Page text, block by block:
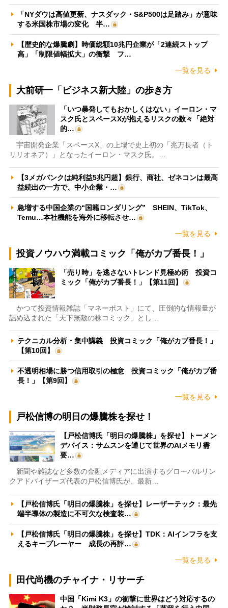
「NYダウは高値更新、ナスダック・S&P500は足踏み」が意味
する米国株市場の変化 半…
【歴史的な爆騰劇】時価総額10兆円企業が「2連続ストップ
高」「制限値幅拡大」の衝撃 フ…
一覧を見る
大前研一「ビジネス新大陸」の歩き方
「いつ暴発してもおかしくはない」イーロン・マ
スク氏とスペースXが抱えるリスクの数々「絶対
的…
宇宙開発企業「スペースX」の上場で史上初の「兆万長者（ト
リリオネア）」となったイーロン・マスク氏。…
【3メガバンクは純利益5兆円超】銀行、商社、ゼネコンは最高
益続出の一方で、中小企業・…
急増する中国企業の“国籍ロンダリング” SHEIN、TikTok、
Temu…本社機能を海外に移転させ…
一覧を見る
投資ノウハウ満載コミック「俺がカブ番長！」
「売り時」を逃さないトレンド見極め術 投資コ
ミック「俺がカブ番長！」【第11回】
かつて投資情報雑誌「マネーポスト」にて、圧倒的な情報量が
詰め込まれた「天下無敵の株コミック」とし…
テクニカル分析・集中講義 投資コミック「俺がカブ番長！」
【第10回】
不透明相場に勝つ信用取引の極意 投資コミック「俺がカブ番
長！」【第9回】
一覧を見る
戸松信博の明日の爆騰株を探せ！
【戸松信博氏「明日の爆騰株」を探せ】トーメン
デバイス：サムスンを通じて世界のAIメモリ需
要…
新聞や雑誌など多数の金融メディアに出演するグローバルリン
クアドバイザーズ代表の戸松信博氏が、最新…
【戸松信博氏「明日の爆騰株」を探せ】レーザーテック：最先
端半導体の製造に不可欠な検査装…
【戸松信博氏「明日の爆騰株」を探せ】TDK：AIインフラを支
えるキープレーヤー 成長の再評…
一覧を見る
田代尚機のチャイナ・リサーチ
中国「Kimi K3」の衝撃に世界はどう対応するの